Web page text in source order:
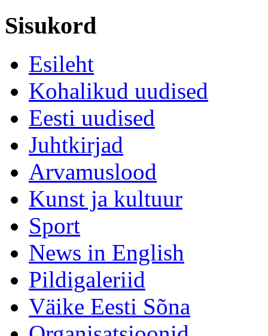
Sisukord
Esileht
Kohalikud uudised
Eesti uudised
Juhtkirjad
Arvamuslood
Kunst ja kultuur
Sport
News in English
Pildigaleriid
Väike Eesti Sõna